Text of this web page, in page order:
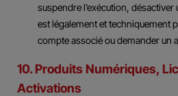
suspendre l’exécution, désactiver
est légalement et techniquement
compte associé ou demander un
10. Produits Numériques,
Activations